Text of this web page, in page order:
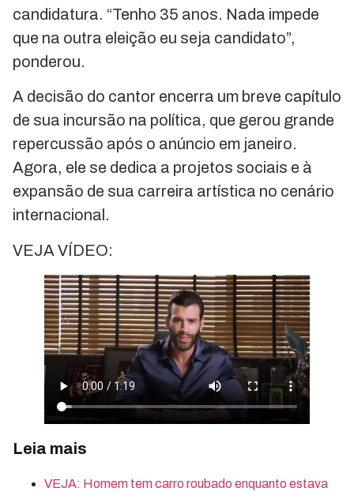
candidatura. “Tenho 35 anos. Nada impede
que na outra eleição eu seja candidato”,
ponderou.
A decisão do cantor encerra um breve capítulo
de sua incursão na política, que gerou grande
repercussão após o anúncio em janeiro.
Agora, ele se dedica a projetos sociais e à
expansão de sua carreira artística no cenário
internacional.
VEJA VÍDEO:
Leia mais
VEJA: Homem tem carro roubado enquanto estava